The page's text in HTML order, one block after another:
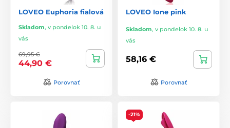
LOVEO Euphoria fialová
Skladom, v pondelok 10. 8. u
vás
69,95 €
44,90 €
Porovnať
LOVEO Ione pink
Skladom, v pondelok 10. 8. u
vás
58,16 €
Porovnať
-21%